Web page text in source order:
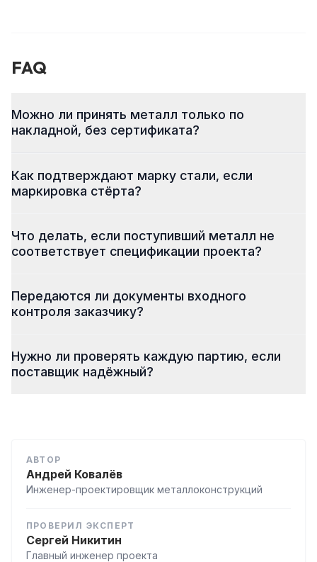
FAQ
Можно ли принять металл только по
накладной, без сертификата?
Как подтверждают марку стали, если
маркировка стёрта?
Что делать, если поступивший металл не
соответствует спецификации проекта?
Передаются ли документы входного
контроля заказчику?
Нужно ли проверять каждую партию, если
поставщик надёжный?
АВТОР
Андрей Ковалёв
Инженер-проектировщик металлоконструкций
ПРОВЕРИЛ ЭКСПЕРТ
Сергей Никитин
Главный инженер проекта